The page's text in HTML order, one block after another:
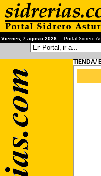
Viernes, 7 agosto 2026 . - Portal Sidrero
TIENDA/